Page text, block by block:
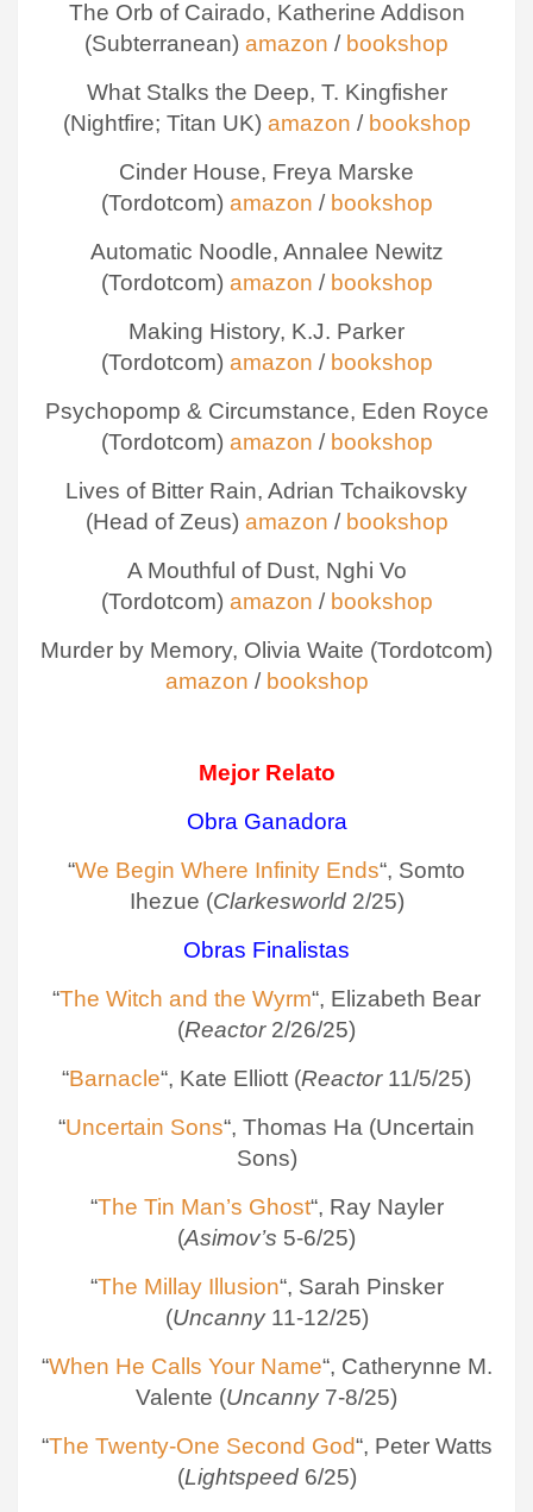
The Orb of Cairado, Katherine Addison
(Subterranean) amazon / bookshop
What Stalks the Deep, T. Kingfisher
(Nightfire; Titan UK) amazon / bookshop
Cinder House, Freya Marske
(Tordotcom) amazon / bookshop
Automatic Noodle, Annalee Newitz
(Tordotcom) amazon / bookshop
Making History, K.J. Parker
(Tordotcom) amazon / bookshop
Psychopomp & Circumstance, Eden Royce
(Tordotcom) amazon / bookshop
Lives of Bitter Rain, Adrian Tchaikovsky
(Head of Zeus) amazon / bookshop
A Mouthful of Dust, Nghi Vo
(Tordotcom) amazon / bookshop
Murder by Memory, Olivia Waite (Tordotcom)
amazon / bookshop
Mejor Relato
Obra Ganadora
“We Begin Where Infinity Ends“, Somto
Ihezue (Clarkesworld2/25)
Obras Finalistas
“The Witch and the Wyrm“, Elizabeth Bear
(Reactor2/26/25)
“Barnacle“, Kate Elliott (Reactor11/5/25)
“Uncertain Sons“, Thomas Ha (Uncertain
Sons)
“The Tin Man’s Ghost“, Ray Nayler
(Asimov’s 5-6/25)
“The Millay Illusion“, Sarah Pinsker
(Uncanny11-12/25)
“When He Calls Your Name“, Catherynne M.
Valente (Uncanny7-8/25)
“The Twenty-One Second God“, Peter Watts
(Lightspeed6/25)